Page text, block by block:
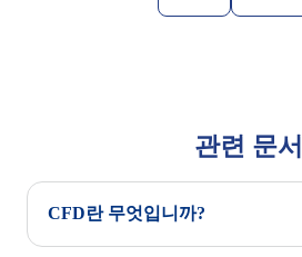
관련 문서
CFD란 무엇입니까?